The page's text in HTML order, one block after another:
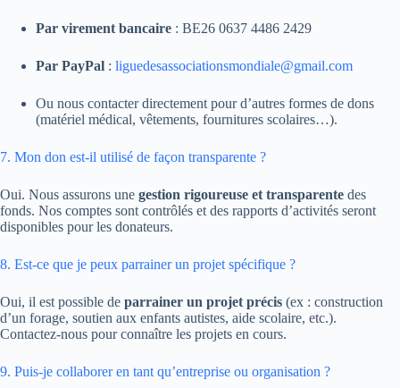
Par virement bancaire : BE26 0637 4486 2429
Par PayPal : liguedesassociationsmondiale@gmail.com
Ou nous contacter directement pour d’autres formes de dons
(matériel médical, vêtements, fournitures scolaires…).
7. Mon don est-il utilisé de façon transparente ?
Oui. Nous assurons une gestion rigoureuse et transparente des
fonds. Nos comptes sont contrôlés et des rapports d’activités seront
disponibles pour les donateurs.
8. Est-ce que je peux parrainer un projet spécifique ?
Oui, il est possible de parrainer un projet précis (ex : construction
d’un forage, soutien aux enfants autistes, aide scolaire, etc.).
Contactez-nous pour connaître les projets en cours.
9. Puis-je collaborer en tant qu’entreprise ou organisation ?